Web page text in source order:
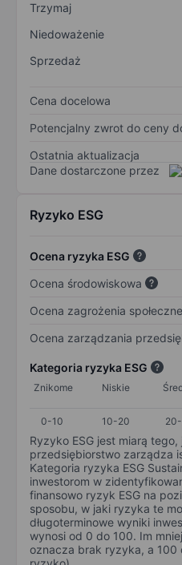
Trzymaj
Niedoważenie
Sprzedaż
Cena docelowa
Potencjalny zwrot do ceny
Ostatnia aktualizacja
Dane dostarczone przez
Ryzyko ESG
Ocena ryzyka ESG
Ocena środowiskowa
Ocena zagrożenia
Ocena zarządzania
Kategoria ryzyka ESG
Znikome Niskie
0-10
10-20
Ryzyko ESG jest miarą
przedsiębiorstwo zarządza
Kategoria ryzyka ESG
inwestorom w
finansowo ryzyk ESG na
sposobu, w jaki ryzyka te
długoterminowe wyniki
wynosi od 0 do 100. Im
oznacza brak ryzyka, a 100